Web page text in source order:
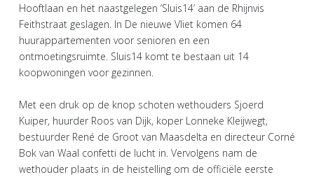
Hooftlaan en het naastgelegen ‘Sluis14’ aan de Rhijnvis
Feithstraat geslagen. In De nieuwe Vliet komen 64
huurappartementen voor senioren en een
ontmoetingsruimte. Sluis14 komt te bestaan uit 14
koopwoningen voor gezinnen.
Met een druk op de knop schoten wethouders Sjoerd
Kuiper, huurder Roos van Dijk, koper Lonneke Kleijwegt,
bestuurder René de Groot van Maasdelta en directeur Corné
Bok van Waal confetti de lucht in. Vervolgens nam de
wethouder plaats in de heistelling om de officiële eerste